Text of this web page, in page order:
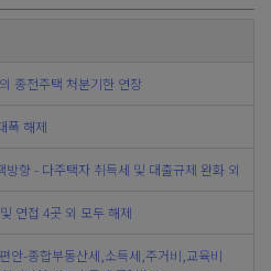
종전주택 처분기한 연장
폭 해제
방향 - 다주택자 취득세 및 대출규제 완화 외
연접 4곳 외 모두 해제
안-종합부동산세,소득세,주거비,교육비